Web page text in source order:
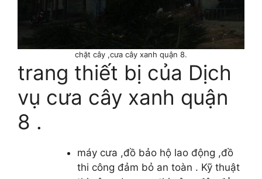
chặt cây ,cưa cây xanh quận 8.
trang thiết bị của Dịch
vụ cưa cây xanh quận
8 .
máy cưa ,đồ bảo hộ lao động ,đồ
thi công đảm bỏ an toàn . Kỹ thuật